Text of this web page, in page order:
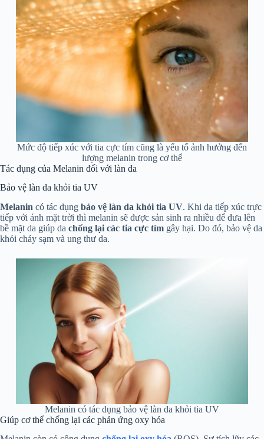
Mức độ tiếp xúc với tia cực tím cũng là yếu tố ảnh hưởng đến
lượng melanin trong cơ thể
Tác dụng của Melanin đối với làn da
Bảo vệ làn da khỏi tia UV
Melanin có tác dụng bảo vệ làn da khỏi tia UV. Khi da tiếp xúc trực
tiếp với ánh mặt trời thì melanin sẽ được sản sinh ra nhiều để đưa lên
bề mặt da giúp da chống lại các tia cực tím gây hại. Do đó, bảo vệ da
khỏi cháy sạm và ung thư da.
Melanin có tác dụng bảo vệ làn da khỏi tia UV
Giúp cơ thể chống lại các phản ứng oxy hóa